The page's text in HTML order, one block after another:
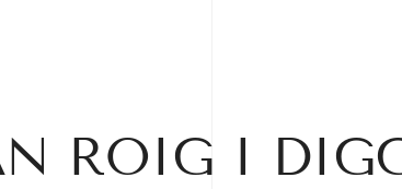
ROIG I